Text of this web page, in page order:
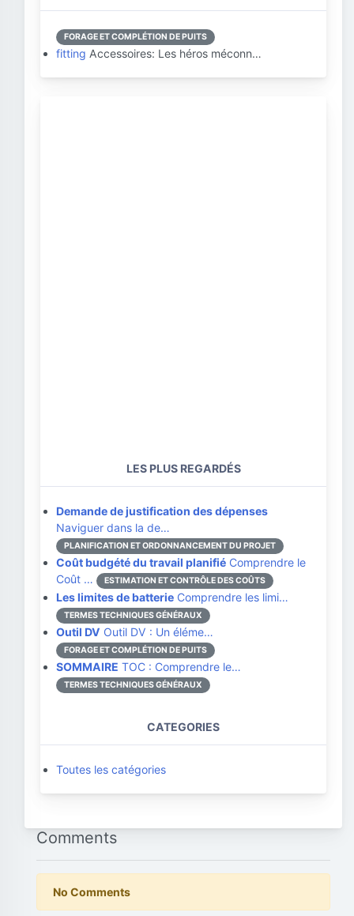
FORAGE ET COMPLÉTION DE PUITS
fitting Accessoires: Les héros méconn…
LES PLUS REGARDÉS
Demande de justification des dépenses
Naviguer dans la de…
PLANIFICATION ET ORDONNANCEMENT DU PROJET
Coût budgété du travail planifié Comprendre le
Coût …
ESTIMATION ET CONTRÔLE DES COÛTS
Les limites de batterie Comprendre les limi…
TERMES TECHNIQUES GÉNÉRAUX
Outil DV Outil DV : Un éléme…
FORAGE ET COMPLÉTION DE PUITS
SOMMAIRE TOC : Comprendre le…
TERMES TECHNIQUES GÉNÉRAUX
CATEGORIES
Toutes les catégories
Comments
No Comments